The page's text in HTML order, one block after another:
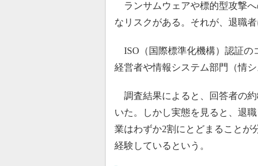
ランサムウェアや標的型攻撃
なリスクがある。それが、退職
ISO（国際標準化機構）認証の
経営者や情報システム部門（情
調査結果によると、回答者の
いた。しかし実態を見ると、退
業はわずか2割にとどまることが
経験しているという。